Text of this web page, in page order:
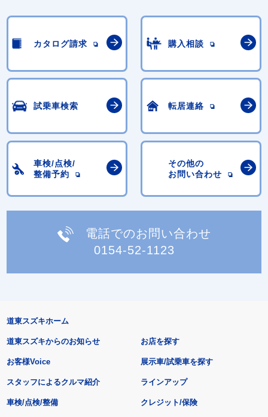
カタログ請求 購入相談
試乗車検索 転居連絡
車検/点検/
整備予約
その他の
お問い合わせ
電話でのお問い合わせ
0154-52-1123
道東スズキホーム
道東スズキからのお知らせ
お客様Voice
スタッフによるクルマ紹介
お店を探す
展示車/試乗車を探す
ラインアップ
車検/点検/整備 クレジット/保険